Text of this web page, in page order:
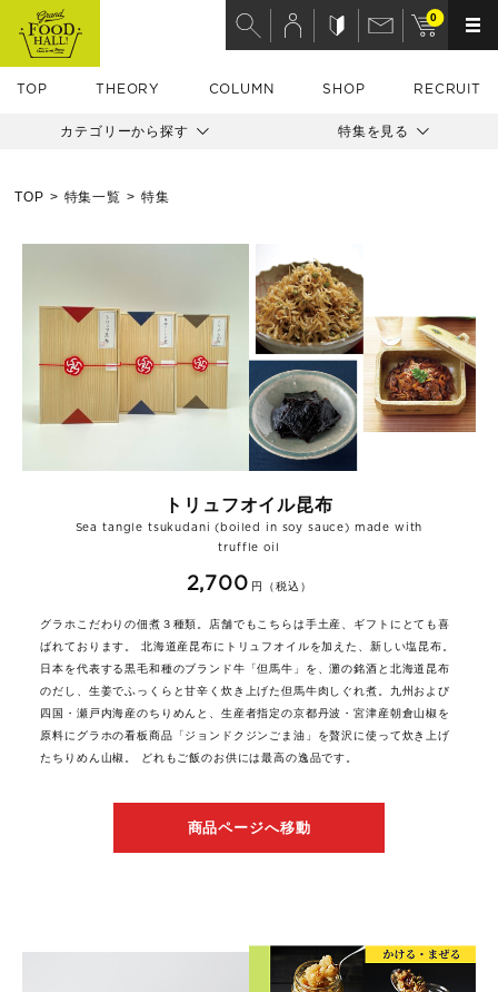
TOP THEORY COLUMN SHOP RECRUIT
0
カテゴリーから探す 特集を見る
TOP 特集一覧 特集
トリュフオイル昆布
Sea tangle tsukudani (boiled in soy sauce) made with
truffle oil
2,700 円（税込）
グラホこだわりの佃煮３種類。店舗でもこちらは手土産、ギフトにとても喜
ばれております。 北海道産昆布にトリュフオイルを加えた、新しい塩昆布。
日本を代表する黒毛和種のブランド牛「但馬牛」を、灘の銘酒と北海道昆布
のだし、生姜でふっくらと甘辛く炊き上げた但馬牛肉しぐれ煮。九州および
四国・瀬戸内海産のちりめんと、生産者指定の京都丹波・宮津産朝倉山椒を
原料にグラホの看板商品「ジョンドクジンごま油」を贅沢に使って炊き上げ
たちりめん山椒。 どれもご飯のお供には最高の逸品です。
商品ページへ移動